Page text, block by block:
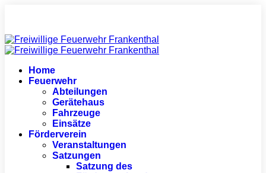
Home
Feuerwehr
Abteilungen
Gerätehaus
Fahrzeuge
Einsätze
Förderverein
Veranstaltungen
Satzungen
Satzung des